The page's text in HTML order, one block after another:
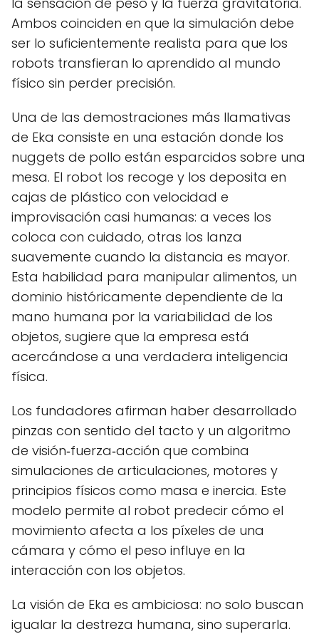
Ambos coinciden en que la simulación debe
ser lo suficientemente realista para que los
robots transfieran lo aprendido al mundo
físico sin perder precisión.
Una de las demostraciones más llamativas
de Eka consiste en una estación donde los
nuggets de pollo están esparcidos sobre una
mesa. El robot los recoge y los deposita en
cajas de plástico con velocidad e
improvisación casi humanas: a veces los
coloca con cuidado, otras los lanza
suavemente cuando la distancia es mayor.
Esta habilidad para manipular alimentos, un
dominio históricamente dependiente de la
mano humana por la variabilidad de los
objetos, sugiere que la empresa está
acercándose a una verdadera inteligencia
física.
Los fundadores afirman haber desarrollado
pinzas con sentido del tacto y un algoritmo
de visión‑fuerza‑acción que combina
simulaciones de articulaciones, motores y
principios físicos como masa e inercia. Este
modelo permite al robot predecir cómo el
movimiento afecta a los píxeles de una
cámara y cómo el peso influye en la
interacción con los objetos.
La visión de Eka es ambiciosa: no solo buscan
igualar la destreza humana, sino superarla.